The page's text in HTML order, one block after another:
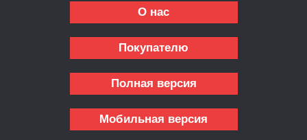
О нас
Покупателю
Полная версия
Мобильная версия